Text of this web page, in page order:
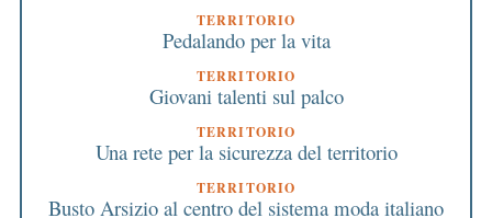
TERRITORIO
Pedalando per la vita
TERRITORIO
Giovani talenti sul palco
TERRITORIO
Una rete per la sicurezza del territorio
TERRITORIO
Busto Arsizio al centro del sistema moda italiano